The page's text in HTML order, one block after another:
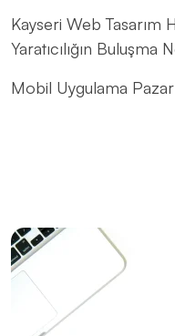
Kayseri Web
Yaratıcılığın Buluşma
Mobil Uygulama
Yaratıcı Düşünme ve
Alesta Medya: Sayfa